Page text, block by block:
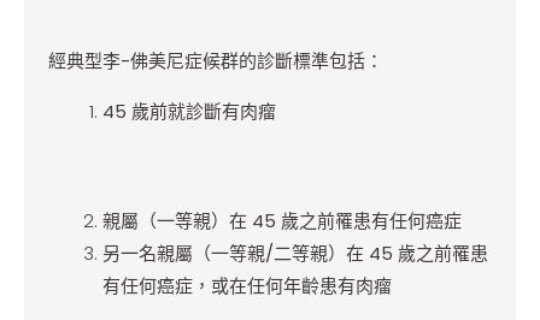
經典型李-佛美尼症候群的診斷標準包括：
45 歲前就診斷有肉瘤
親屬（一等親）在 45 歲之前罹患有任何癌症
另一名親屬（一等親/二等親）在 45 歲之前罹患
有任何癌症，或在任何年齡患有肉瘤